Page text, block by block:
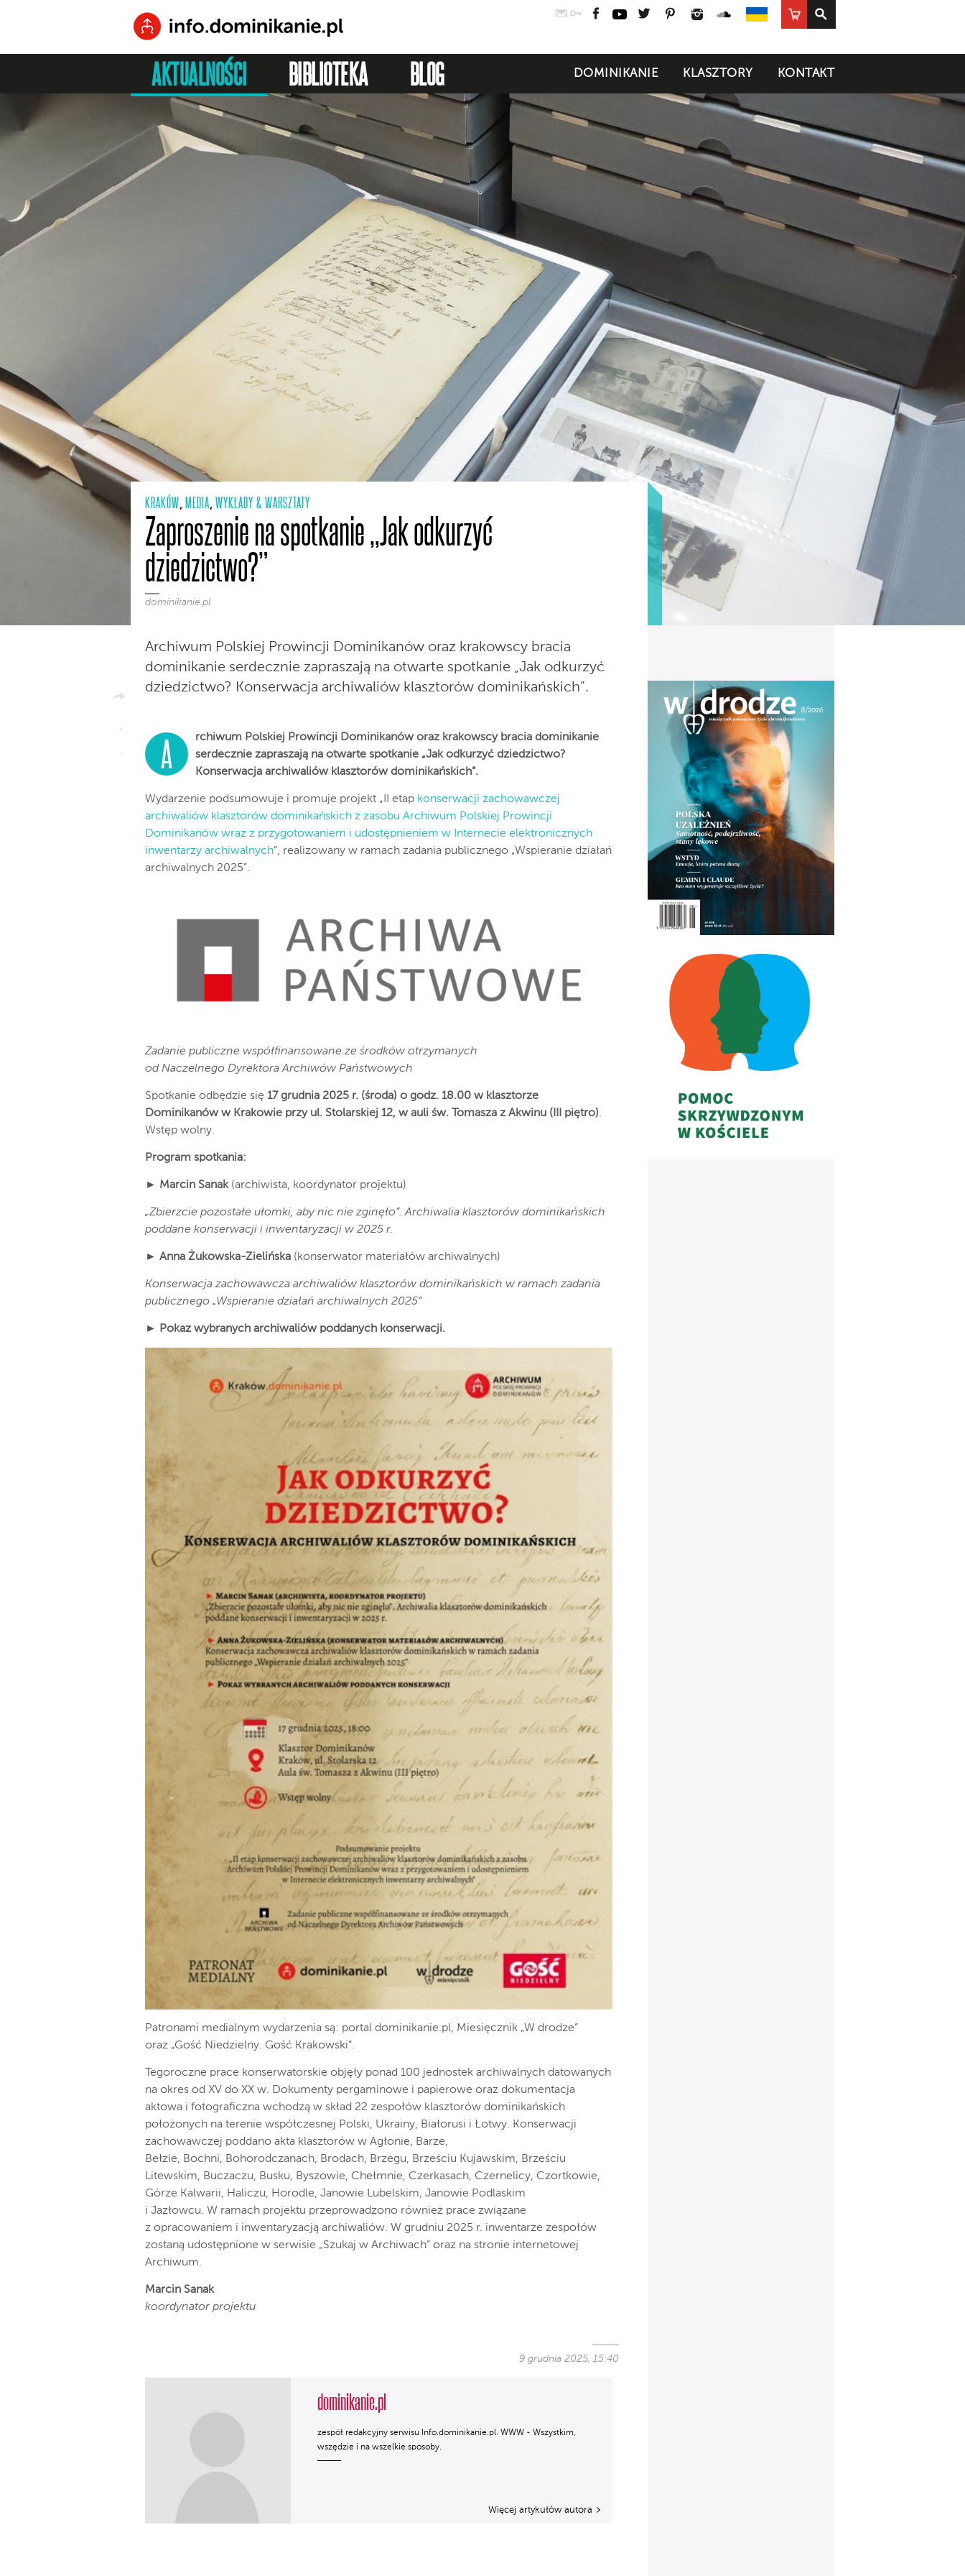
PocztaLogowanie
Facebook
YouTubeTwitterPinterestInstagramSoundCloud
UA
Sklep
AKTUALNOŚCI BIBLIOTEKA BLOG KONTAKT
KLASZTORY
DOMINIKANIE
KRAKÓW, MEDIA, WYKŁADY & WARSZTATY
Zaproszenie na spotkanie „Jak odkurzyć
dziedzictwo?”
dominikanie.pl
Archiwum Polskiej Prowincji Dominikanów oraz krakowscy bracia
dominikanie serdecznie zapraszają na otwarte spotkanie „Jak odkurzyć
dziedzictwo? Konserwacja archiwaliów klasztorów dominikańskich”.
A
rchiwum Polskiej Prowincji Dominikanów oraz krakowscy bracia dominikanie
serdecznie zapraszają na otwarte spotkanie „Jak odkurzyć dziedzictwo?
Konserwacja archiwaliów klasztorów dominikańskich”.
Wydarzenie podsumowuje i promuje projekt „II etap konserwacji zachowawczej
archiwaliów klasztorów dominikańskich z zasobu Archiwum Polskiej Prowincji
Dominikanów wraz z przygotowaniem i udostępnieniem w Internecie elektronicznych
inwentarzy archiwalnych”, realizowany w ramach zadania publicznego „Wspieranie działań
archiwalnych 2025”.
Zadanie publiczne współfinansowane ze środków otrzymanych
od Naczelnego Dyrektora Archiwów Państwowych
Spotkanie odbędzie się 17 grudnia 2025 r. (środa) o godz. 18.00 w klasztorze
Dominikanów w Krakowie przy ul. Stolarskiej 12, w auli św. Tomasza z Akwinu (III piętro).
Wstęp wolny.
Program spotkania:
► Marcin Sanak(archiwista, koordynator projektu)
„Zbierzcie pozostałe ułomki, aby nic nie zginęło”. Archiwalia klasztorów dominikańskich
poddane konserwacji i inwentaryzacji w 2025 r.
► Anna Żukowska-Zielińska (konserwator materiałów archiwalnych)
Konserwacja zachowawcza archiwaliów klasztorów dominikańskich w ramach zadania
publicznego „Wspieranie działań archiwalnych 2025”
► Pokaz wybranych archiwaliów poddanych konserwacji.
Patronami medialnym wydarzenia są: portal dominikanie.pl, Miesięcznik „W drodze”
oraz „Gość Niedzielny. Gość Krakowski”.
Tegoroczne prace konserwatorskie objęły ponad 100 jednostek archiwalnych datowanych
na okres od XV do XX w. Dokumenty pergaminowe i papierowe oraz dokumentacja
aktowa i fotograficzna wchodzą w skład 22 zespołów klasztorów dominikańskich
położonych na terenie współczesnej Polski, Ukrainy, Białorusi i Łotwy. Konserwacji
zachowawczej poddano akta klasztorów w Agłonie, Barze,
Bełzie, Bochni, Bohorodczanach, Brodach, Brzegu, Brześciu Kujawskim, Brześciu
Litewskim, Buczaczu, Busku, Byszowie, Chełmnie, Czerkasach, Czernelicy, Czortkowie,
Górze Kalwarii, Haliczu, Horodle, Janowie Lubelskim, Janowie Podlaskim
i Jazłowcu. W ramach projektu przeprowadzono również prace związane
z opracowaniem i inwentaryzacją archiwaliów. W grudniu 2025 r. inwentarze zespołów
zostaną udostępnione w serwisie „Szukaj w Archiwach” oraz na stronie internetowej
Archiwum.
Marcin Sanak
koordynator projektu
9 grudnia 2025, 15:40
dominikanie.pl
zespół redakcyjny serwisu Info.dominikanie.pl. WWW - Wszystkim,
wszędzie i na wszelkie sposoby.
Więcej artykułów autora